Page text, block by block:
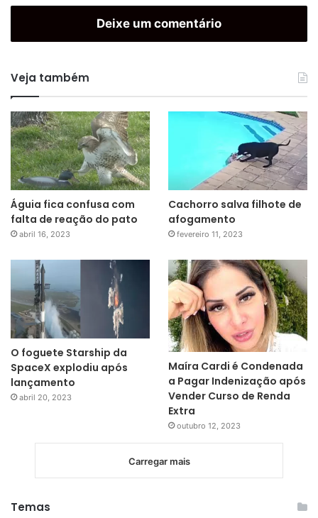
Deixe um comentário
Veja também
Águia fica confusa com
falta de reação do pato
abril 16, 2023
Cachorro salva filhote de
afogamento
fevereiro 11, 2023
O foguete Starship da
SpaceX explodiu após
lançamento
abril 20, 2023
Maíra Cardi é Condenada
a Pagar Indenização após
Vender Curso de Renda
Extra
outubro 12, 2023
Carregar mais
Temas